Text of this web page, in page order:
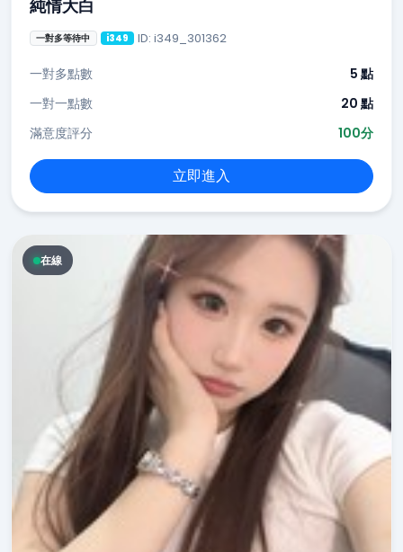
純情大白
一對多等待中 i349 ID: i349_301362
一對多點數
5 點
一對一點數
20 點
滿意度評分
100分
立即進入
在線